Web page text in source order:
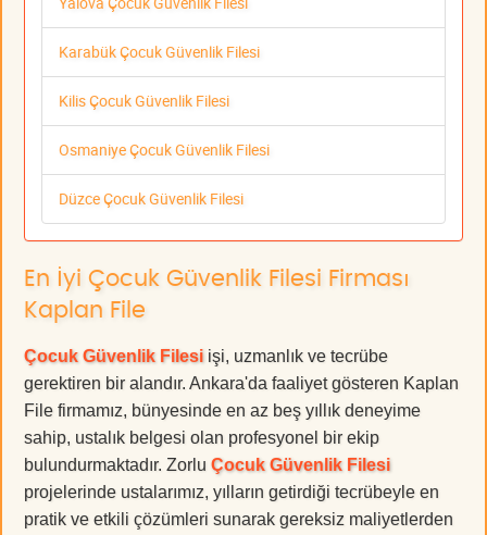
Karabük Çocuk Güvenlik Filesi
Kilis Çocuk Güvenlik Filesi
Osmaniye Çocuk Güvenlik Filesi
Düzce Çocuk Güvenlik Filesi
En İyi Çocuk Güvenlik Filesi Firması
Kaplan File
Çocuk Güvenlik Filesi işi, uzmanlık ve tecrübe
gerektiren bir alandır. Ankara'da faaliyet gösteren Kaplan
File firmamız, bünyesinde en az beş yıllık deneyime
sahip, ustalık belgesi olan profesyonel bir ekip
bulundurmaktadır. Zorlu Çocuk Güvenlik Filesi
projelerinde ustalarımız, yılların getirdiği tecrübeyle en
pratik ve etkili çözümleri sunarak gereksiz maliyetlerden